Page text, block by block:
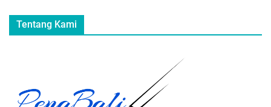
Tentang Kami